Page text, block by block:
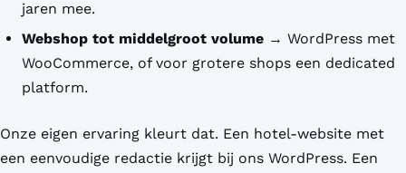
jaren mee.
Webshop tot middelgroot volume → WordPress met
WooCommerce, of voor grotere shops een dedicated
platform.
Onze eigen ervaring kleurt dat. Een hotel-website met
een eenvoudige redactie krijgt bij ons WordPress. Een